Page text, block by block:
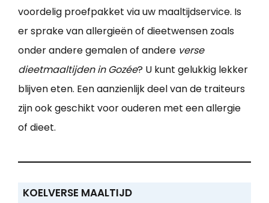
voordelig proefpakket via uw maaltijdservice. Is
er sprake van allergieën of dieetwensen zoals
onder andere gemalen of andere verse
dieetmaaltijden in Gozée? U kunt gelukkig lekker
blijven eten. Een aanzienlijk deel van de traiteurs
zijn ook geschikt voor ouderen met een allergie
of dieet.
KOELVERSE MAALTIJD